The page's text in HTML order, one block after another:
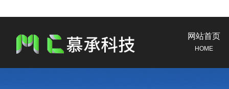
网站首页
HOME